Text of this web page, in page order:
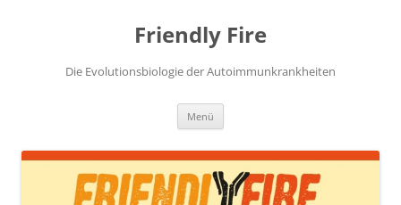
Friendly Fire
Die Evolutionsbiologie der Autoimmunkrankheiten
Menü